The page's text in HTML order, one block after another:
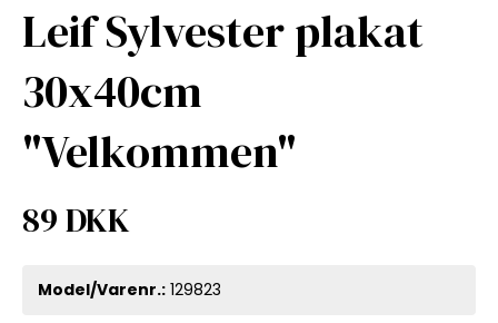
Leif Sylvester plakat
30x40cm
"Velkommen"
89 DKK
Model/Varenr.: 129823